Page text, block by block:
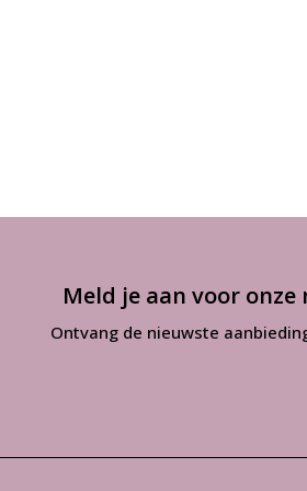
Meld je aan voor
Ontvang de nieuwste